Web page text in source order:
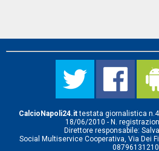
CalcioNapoli24.ittestata giornalistica
18/06/2010 - N.
Direttore responsabile:
Social Multiservice Cooperativa, Via Dei
08796131210